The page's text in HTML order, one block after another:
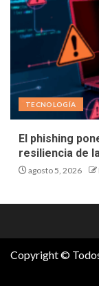
TECNOLOGÍA
El phishing
resiliencia de
agosto 5, 2026
Copyright ©